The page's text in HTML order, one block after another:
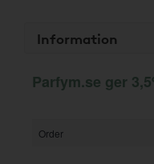
Information
Parfym.se ger
Order